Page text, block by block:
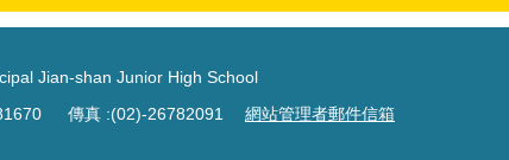
Jian-shan Junior High School
傳真 :(02)-26782091 網站管理者郵件信箱